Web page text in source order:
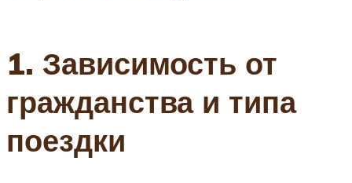
1. Зависимость от
гражданства и типа
поездки